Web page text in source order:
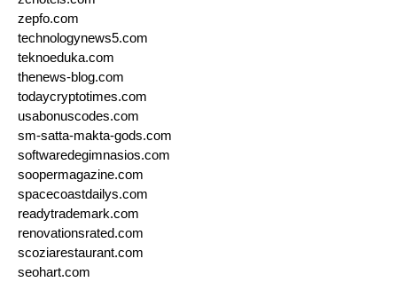
zepfo.com
technologynews5.com
teknoeduka.com
thenews-blog.com
todaycryptotimes.com
usabonuscodes.com
sm-satta-makta-gods.com
softwaredegimnasios.com
soopermagazine.com
spacecoastdailys.com
readytrademark.com
renovationsrated.com
scoziarestaurant.com
seohart.com